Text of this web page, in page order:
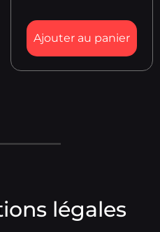
Ajouter au panier
légales